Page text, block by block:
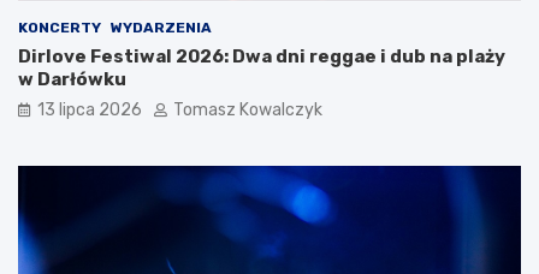
KONCERTY WYDARZENIA
Dirlove Festiwal 2026: Dwa dni reggae i dub na plaży
w Darłówku
13 lipca 2026 Tomasz Kowalczyk